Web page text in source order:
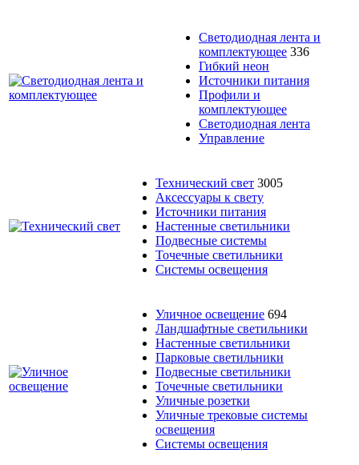
Светодиодная лента и
комплектующее 336
Гибкий неон
Источники питания
Профили и
комплектующее
Светодиодная лента
Управление
Технический свет 3005
Аксессуары к свету
Источники питания
Настенные светильники
Подвесные системы
Точечные светильники
Системы освещения
Уличное освещение 694
Ландшафтные светильники
Настенные светильники
Парковые светильники
Подвесные светильники
Точечные светильники
Уличные розетки
Уличные трековые системы
освещения
Системы освещения